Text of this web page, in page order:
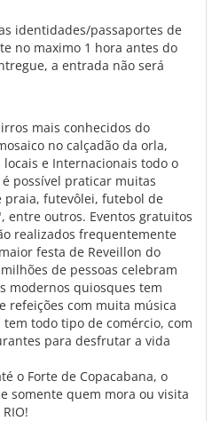
identidades/passaportes de
no maximo 1 hora antes do
a entrada não será
mais conhecidos do
no calçadão da orla,
e Internacionais todo o
possível praticar muitas
praia, futevôlei, futebol de
entre outros. Eventos gratuitos
realizados frequentemente
festa de Reveillon do
de pessoas celebram
modernos quiosques tem
refeições com muita música
todo tipo de comércio, com
para desfrutar a vida
o Forte de Copacabana, o
somente quem mora ou visita